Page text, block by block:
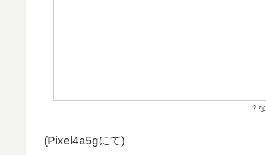
？
(Pixel4a5gにて)